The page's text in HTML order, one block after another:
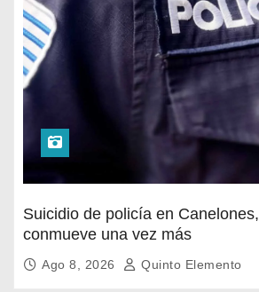
Suicidio de policía en Canelones,
conmueve una vez más
Ago 8, 2026 Quinto Elemento